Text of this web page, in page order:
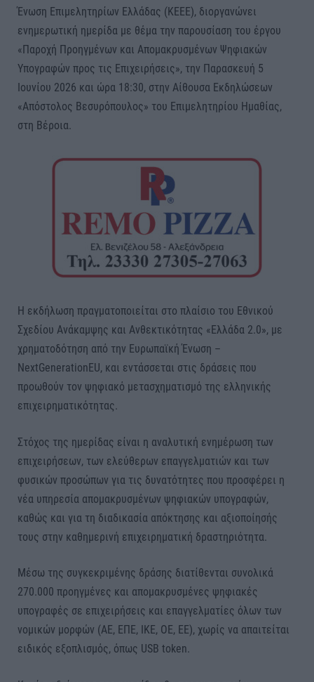
Ένωση Επιμελητηρίων Ελλάδας (ΚΕΕΕ), διοργανώνει
ενημερωτική ημερίδα με θέμα την παρουσίαση του έργου
«Παροχή Προηγμένων και Απομακρυσμένων Ψηφιακών
Υπογραφών προς τις Επιχειρήσεις», την Παρασκευή 5
Ιουνίου 2026 και ώρα 18:30, στην Αίθουσα Εκδηλώσεων
«Απόστολος Βεσυρόπουλος» του Επιμελητηρίου Ημαθίας,
στη Βέροια.
Η εκδήλωση πραγματοποιείται στο πλαίσιο του Εθνικού
Σχεδίου Ανάκαμψης και Ανθεκτικότητας «Ελλάδα 2.0», με
χρηματοδότηση από την Ευρωπαϊκή Ένωση –
NextGenerationEU, και εντάσσεται στις δράσεις που
προωθούν τον ψηφιακό μετασχηματισμό της ελληνικής
επιχειρηματικότητας.
Στόχος της ημερίδας είναι η αναλυτική ενημέρωση των
επιχειρήσεων, των ελεύθερων επαγγελματιών και των
φυσικών προσώπων για τις δυνατότητες που προσφέρει η
νέα υπηρεσία απομακρυσμένων ψηφιακών υπογραφών,
καθώς και για τη διαδικασία απόκτησης και αξιοποίησής
τους στην καθημερινή επιχειρηματική δραστηριότητα.
Μέσω της συγκεκριμένης δράσης διατίθενται συνολικά
270.000 προηγμένες και απομακρυσμένες ψηφιακές
υπογραφές σε επιχειρήσεις και επαγγελματίες όλων των
νομικών μορφών (ΑΕ, ΕΠΕ, ΙΚΕ, ΟΕ, ΕΕ), χωρίς να απαιτείται
ειδικός εξοπλισμός, όπως USB token.